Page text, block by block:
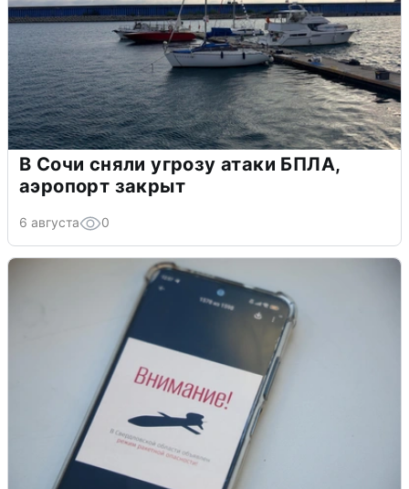
В Сочи сняли угрозу атаки БПЛА,
аэропорт закрыт
6 августа 0